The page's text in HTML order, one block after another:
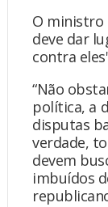
O ministro
deve dar
contra
“Não
política, a
disputas
verdade,
devem
imbuídos